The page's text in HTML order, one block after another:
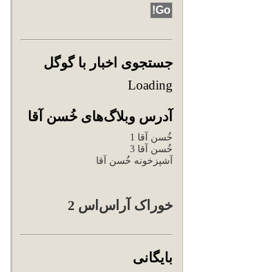
جستجوی اخبار با گوگل
Loading
آدرس وبلاگ‌های خُسن آقا
خُسن آقا 1
خُسن آقا 3
آشپزخونه خُسن آقا
خوراک آراس‌اس 2
بایگانی